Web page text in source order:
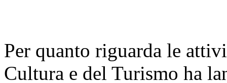
Per quanto riguarda le
Cultura e del Turismo ha